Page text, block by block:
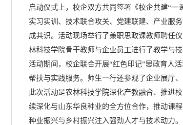
启动仪式上，校企双方共同签署《校企共建“
实习实训、技术联合攻关、党建联建、产业服
成共识。活动现场举行了兼职思政课教师聘任
林科技学院骨干教师与企业员工进行了教学与技
活动期间，校企联合开展“红色印记”思政育人
帮扶与实践服务。师生一行还参观了企业展厅
此次活动是农林科技学院深化产教融合、推进
续深化与山东华良种业的全方位合作，推动课
种业振兴与乡村振兴注入强劲人才与技术动力。